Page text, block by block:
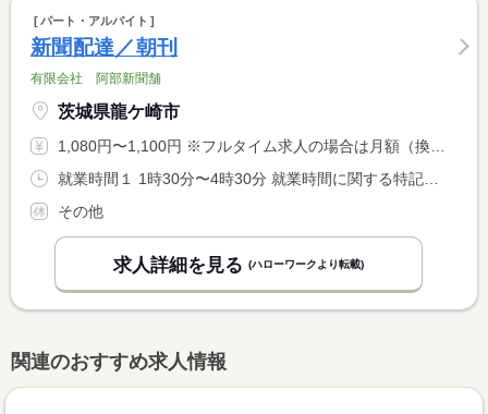
パート・アルバイト
新聞配達／朝刊
有限会社 阿部新聞舗
茨城県龍ケ崎市
1,080円〜1,100円 ※フルタイム求人の場合は月額（換算額）、パート求人の場合は時間額を表示しています。
その他
求人詳細を見る (ハローワークより転載)
関連のおすすめ求人情報